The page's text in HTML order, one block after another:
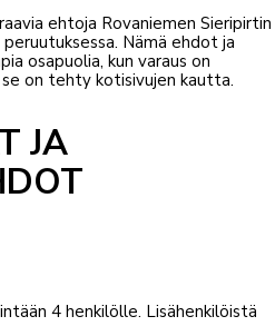
ehtoja Rovaniemen Sieripirtin
Nämä ehdot ja
osapuolia, kun varaus on
on tehty kotisivujen kautta.
JA
4 henkilölle. Lisähenkilöistä